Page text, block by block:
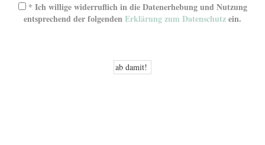
* Ich willige widerruflich in die Datenerhebung und Nutzung
entsprechend der folgendenErklärung zum Datenschutzein.